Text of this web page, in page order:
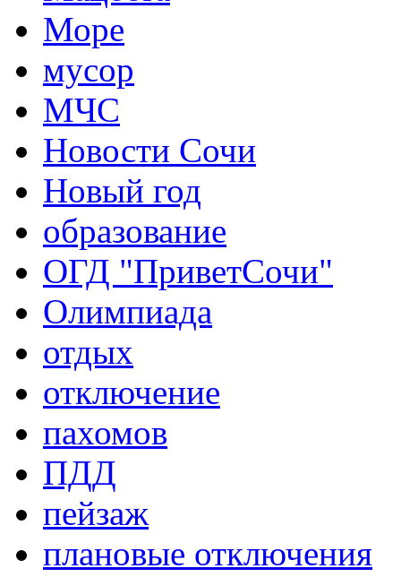
Море
мусор
МЧС
Новости Сочи
Новый год
образование
ОГД "ПриветСочи"
Олимпиада
отдых
отключение
пахомов
ПДД
пейзаж
плановые отключения